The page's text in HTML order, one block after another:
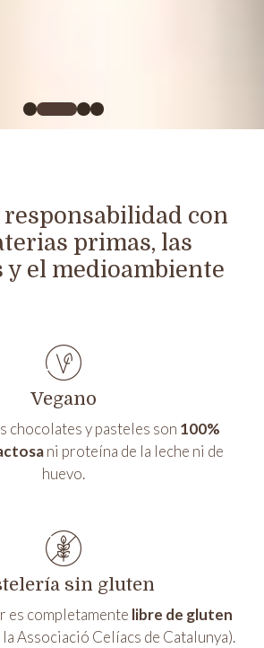
0 1 3
responsabilidad con
primas, las
y el medioambiente
Vegano
chocolates y pasteles son 100%
ni proteína de la leche ni de
huevo.
sin gluten
es completamente libre de gluten
laAssociació Celíacs de Catalunya).